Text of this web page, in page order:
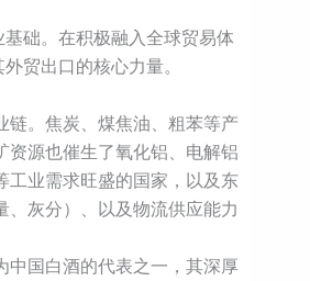
础。在积极融入全球贸易体
贸出口的核心力量。
链。焦炭、煤焦油、粗苯等产
资源也催生了氧化铝、电解铝
工业需求旺盛的国家，以及东
灰分）、以及物流供应能力
中国白酒的代表之一，其深厚